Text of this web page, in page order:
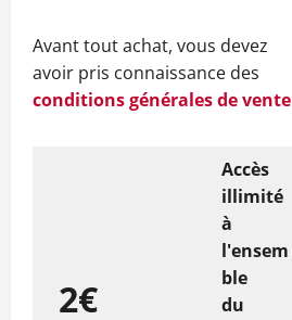
Avant tout achat, vous devez
avoir pris connaissance des
conditions générales de vente
2€
Accès
illimité
à
l'ensem
ble
du